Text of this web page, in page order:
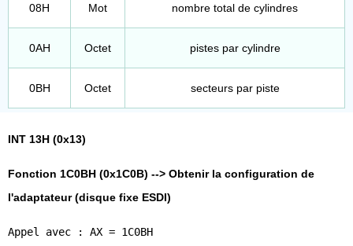
08H Mot nombre total de cylindres
0AH Octet pistes par cylindre
0BH Octet secteurs par piste
INT 13H (0x13)
Fonction 1C0BH (0x1C0B) --> Obtenir la configuration de
l'adaptateur (disque fixe ESDI)
Appel avec : AX = 1C0BH